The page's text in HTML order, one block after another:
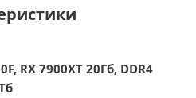
RX 7900XT 20Гб, DDR4